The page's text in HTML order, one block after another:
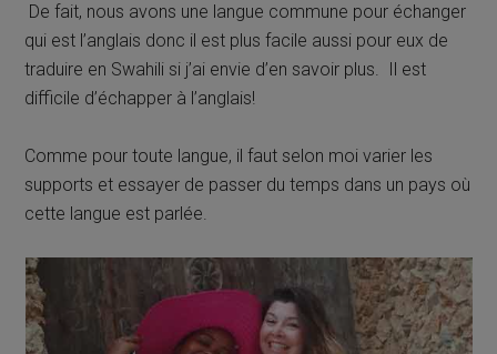
De fait, nous avons une langue commune pour échanger
qui est l’anglais donc il est plus facile aussi pour eux de
traduire en Swahili si j’ai envie d’en savoir plus. Il est
difficile d’échapper à l’anglais!
Comme pour toute langue, il faut selon moi varier les
supports et essayer de passer du temps dans un pays où
cette langue est parlée.